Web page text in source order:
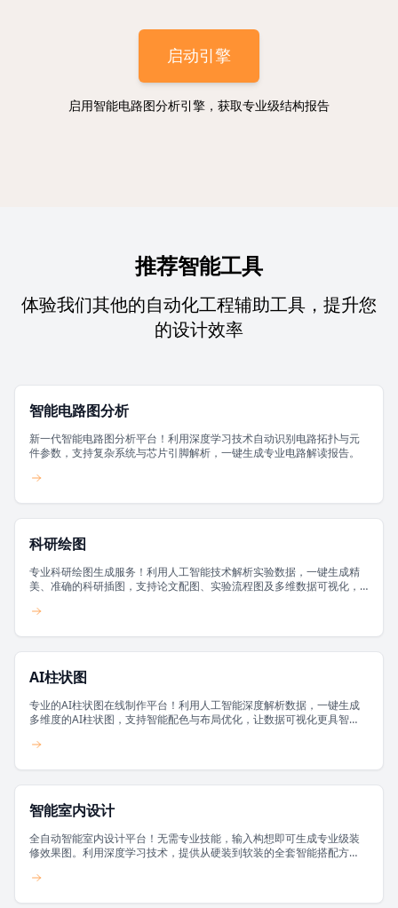
启动引擎
启用智能电路图分析引擎，获取专业级结构报告
推荐智能工具
体验我们其他的自动化工程辅助工具，提升您
的设计效率
智能电路图分析
新一代智能电路图分析平台！利用深度学习技术自动识别电路拓扑与元
件参数，支持复杂系统与芯片引脚解析，一键生成专业电路解读报告。
科研绘图
专业科研绘图生成服务！利用人工智能技术解析实验数据，一键生成精
美、准确的科研插图，支持论文配图、实验流程图及多维数据可视化，
AI柱状图
专业的AI柱状图在线制作平台！利用人工智能深度解析数据，一键生成
多维度的AI柱状图，支持智能配色与布局优化，让数据可视化更具智
智能室内设计
全自动智能室内设计平台！无需专业技能，输入构想即可生成专业级装
修效果图。利用深度学习技术，提供从硬装到软装的全套智能搭配方